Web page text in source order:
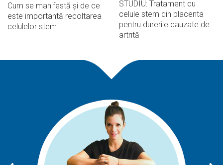
Cum se manifestă și de ce
este importantă recoltarea
celulelor stem
STUDIU: Tratament cu
celule stem din placenta
pentru durerile cauzate de
artrită